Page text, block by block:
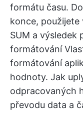
formátu času.
konce,
SUM a výsledek
formátování
formátování
hodnoty. Jak
odpracovaných
převodu data a